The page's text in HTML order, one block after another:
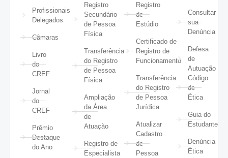
Profissionais
Delegados
Câmaras
Livro
do
CREF
Jornal
do
CREF
Prêmio
Destaque
do Ano
Registro
Secundário
de Pessoa
Física
Transferência
do Registro
de Pessoa
Física
Ampliação
da Área
de
Atuação
Registro de
Especialista
Registro
de
Estúdio
Certificado de
Registro de
Funcionamento
Transferência
do Registro
de Pessoa
Jurídica
Atualizar
Cadastro
de
Pessoa
Consultar
sua
Denúncia
Defesa
de
Autuação
Código
de
Ética
Guia do
Estudante
Denúncia
Ética